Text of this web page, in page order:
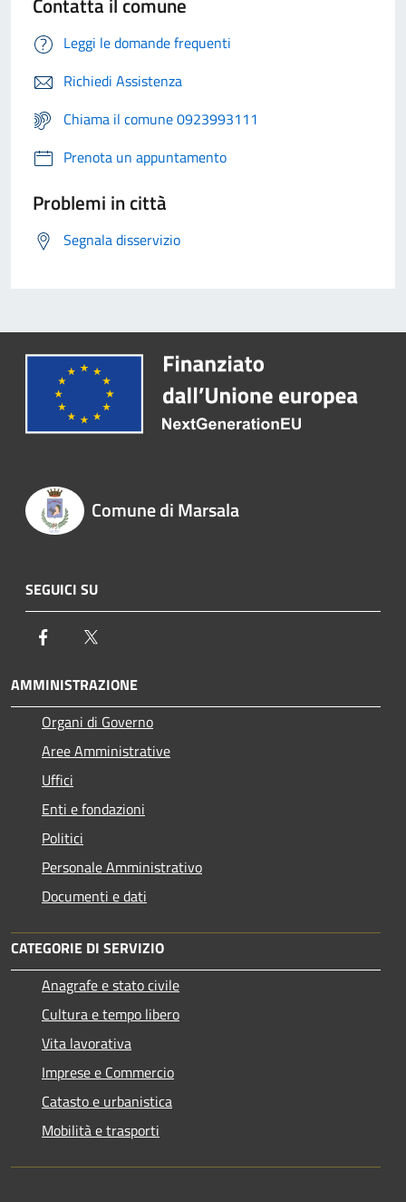
Leggi le domande frequenti
Richiedi Assistenza
Chiama il comune 0923993111
Prenota un appuntamento
Problemi in città
Segnala disservizio
Comune di Marsala
SEGUICI SU
Facebook
AMMINISTRAZIONE
Organi di Governo
Aree Amministrative
Uffici
Enti e fondazioni
Politici
Personale Amministrativo
Documenti e dati
CATEGORIE DI SERVIZIO
Anagrafe e stato civile
Cultura e tempo libero
Vita lavorativa
Imprese e Commercio
Catasto e urbanistica
Mobilità e trasporti